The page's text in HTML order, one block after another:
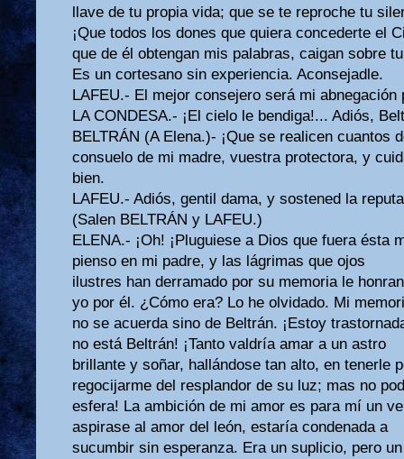
llave de tu propia vida; que se te reproche tu
¡Que todos los dones que quiera concederte el
que de él obtengan mis palabras, caigan sobre
Es un cortesano sin experiencia. Aconsejadle.
LAFEU.- El mejor consejero será mi abnegación
LA CONDESA.- ¡El cielo le bendiga!... Adiós,
BELTRÁN (A Elena.)- ¡Que se realicen cuantos
consuelo de mi madre, vuestra protectora, y
bien.
LAFEU.- Adiós, gentil dama, y sostened la
(Salen BELTRÁN y LAFEU.)
ELENA.- ¡Oh! ¡Pluguiese a Dios que fuera ésta
pienso en mi padre, y las lágrimas que ojos
ilustres han derramado por su memoria le
yo por él. ¿Cómo era? Lo he olvidado. Mi
no se acuerda sino de Beltrán. ¡Estoy
no está Beltrán! ¡Tanto valdría amar a un astro
brillante y soñar, hallándose tan alto, en tenerle
regocijarme del resplandor de su luz; mas no
esfera! La ambición de mi amor es para mí un
aspirase al amor del león, estaría condenada a
sucumbir sin esperanza. Era un suplicio, pero